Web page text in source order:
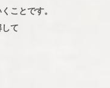
ことです。
て